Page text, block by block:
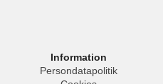
Information
Persondatapolitik